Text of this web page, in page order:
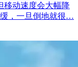
移动速度会大幅降
，一旦倒地就很…